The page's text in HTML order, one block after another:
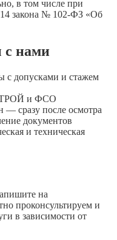
в том числе при
14 закона № 102-ФЗ «Об
с нами
с допусками и стажем
и ФСО
— сразу после осмотра
документов
и техническая
на
проконсультируем и
в зависимости от